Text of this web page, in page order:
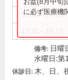
13:30～17:15
に必ず医療機
備考: 日曜
水曜日:第
休診日: 木、日、